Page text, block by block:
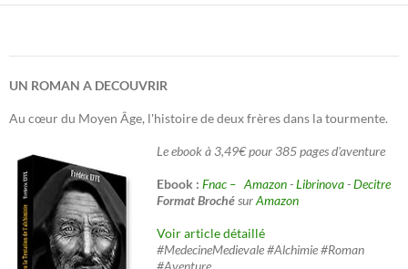
UN ROMAN A DECOUVRIR
Au cœur du Moyen Âge, l'histoire de deux frères dans la tourmente.
Le ebook à 3,49€ pour 385 pages d'aventure
Ebook : Fnac – Amazon-Librinova-Decitre
Format BrochésurAmazon
Voir article détaillé
#MedecineMedievale #Alchimie #Roman
#Aventure